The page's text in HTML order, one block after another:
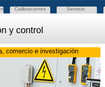
Calibraciones Servicio
y control
comercio e investigación